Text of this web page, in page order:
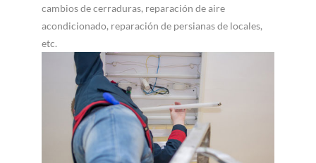
cambios de cerraduras, reparación de aire
acondicionado, reparación de persianas de locales,
etc.